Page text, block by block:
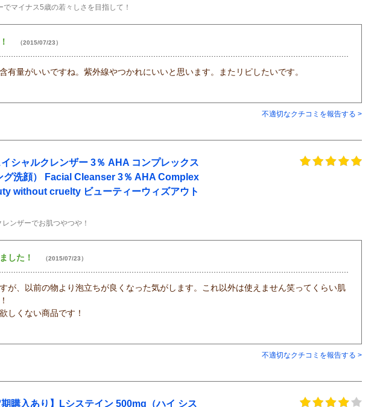
マイナス5歳の若々しさを目指して！
（2015/07/23）
有量がいいですね。紫外線やつかれにいいと思います。またリピしたいです。
不適切なクチコミを報告する >
イシャルクレンザー 3％ AHA コンプレックス
グ洗顔） Facial Cleanser 3％ AHA Complex
without cruelty ビューティーウィズアウト
ンザーでお肌つやつや！
した！ （2015/07/23）
が、以前の物より泡立ちが良くなった気がします。これ以外は使えません笑ってくらい肌
しくない商品です！
不適切なクチコミを報告する >
期購入あり】Lシステイン 500mg（ハイ シス